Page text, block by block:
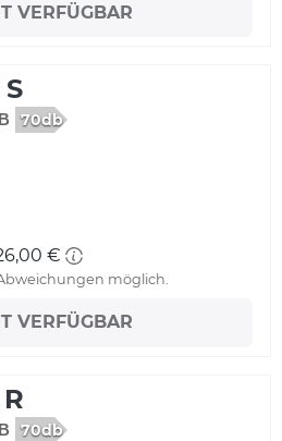
VERFÜGBAR
S
70db
€
möglich.
VERFÜGBAR
70db